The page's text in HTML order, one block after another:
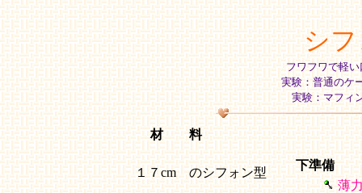
シ
フワフワで軽
実験：普通のケ
実験：マフィ
材 料
１７cm のシフォン型
下準備
薄